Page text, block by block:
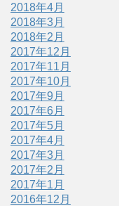
2018年4月
2018年3月
2018年2月
2017年12月
2017年11月
2017年10月
2017年9月
2017年6月
2017年5月
2017年4月
2017年3月
2017年2月
2017年1月
2016年12月